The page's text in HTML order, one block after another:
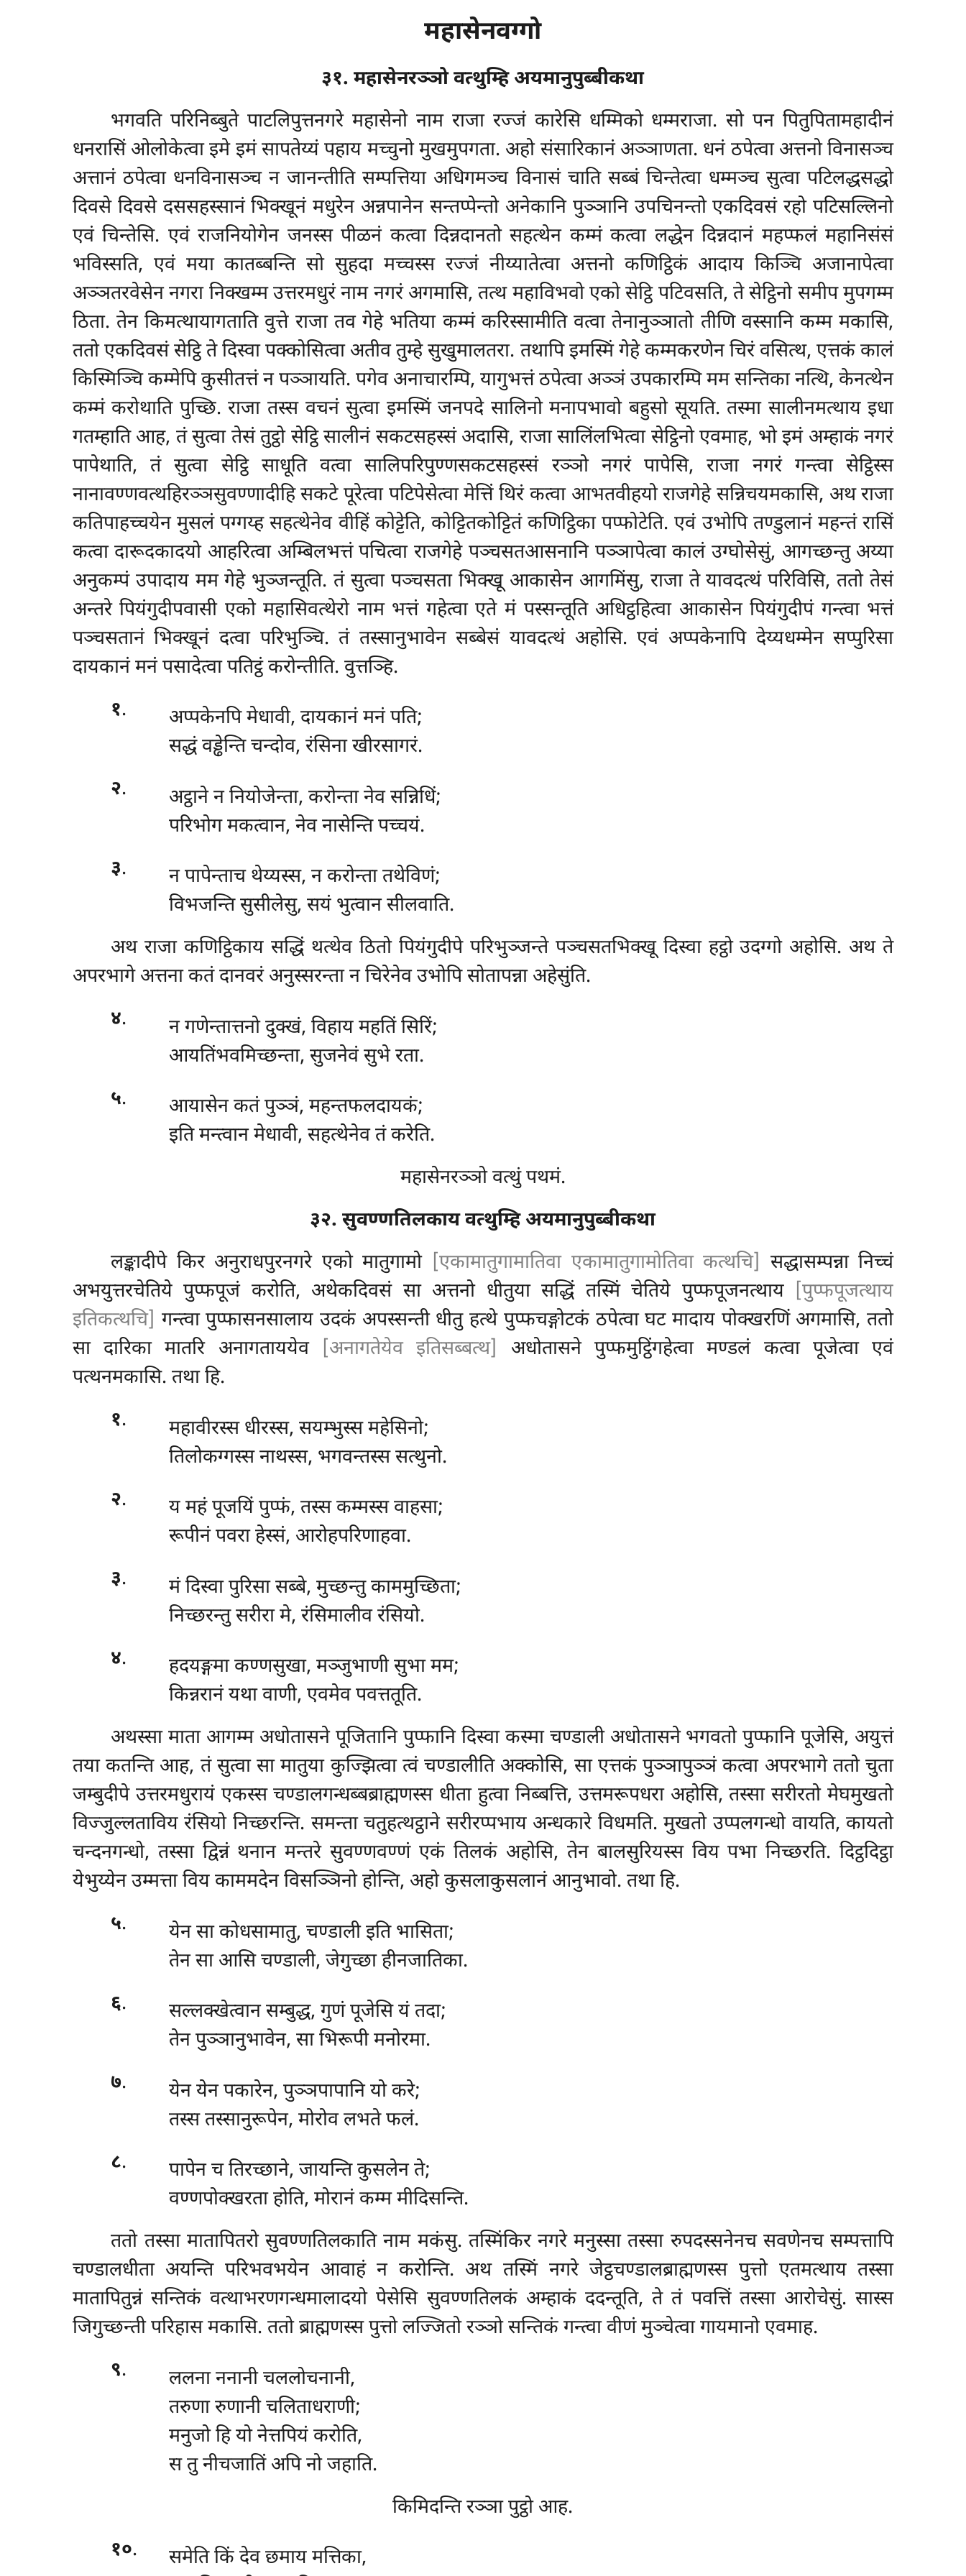
महासेनवग्गो
३१. महासेनरञ्ञो वत्थुम्हि अयमानुपुब्बीकथा
भगवतिपरिनिब्बुते पाटलिपुत्तनगरे महासेनो नाम राजा रज्जं कारेसि धम्मिको धम्मराजा. सो पन पितुपितामहादीनं
धनरासिं ओलोकेत्वा इमे इमं सापतेय्यं पहाय मच्चुनो मुखमुपगता. अहो संसारिकानं अञ्ञाणता. धनं ठपेत्वा अत्तनो विनासञ्च
अत्तानं ठपेत्वा धनविनासञ्च न जानन्तीति सम्पत्तिया अधिगमञ्च विनासं चाति सब्बं चिन्तेत्वा धम्मञ्च सुत्वा पटिलद्धसद्धो
दिवसे दिवसे दससहस्सानं भिक्खूनं मधुरेन अन्नपानेन सन्तप्पेन्तो अनेकानि पुञ्ञानि उपचिनन्तो एकदिवसं रहो पटिसल्लिनो
एवं चिन्तेसि. एवं राजनियोगेन जनस्स पीळनं कत्वा दिन्नदानतो सहत्थेन कम्मं कत्वा लद्धेन दिन्नदानं महप्फलं महानिसंसं
भविस्सति, एवं मया कातब्बन्ति सो सुहदा मच्चस्स रज्जं नीय्यातेत्वा अत्तनो कणिट्ठिकं आदाय किञ्चि अजानापेत्वा
अञ्ञतरवेसेन नगरा निक्खम्म उत्तरमधुरं नाम नगरं अगमासि, तत्थ महाविभवो एको सेट्ठि पटिवसति, ते सेट्ठिनो समीप मुपगम्म
ठिता. तेन किमत्थायागताति वुत्ते राजा तव गेहे भतिया कम्मं करिस्सामीति वत्वा तेनानुञ्ञातो तीणि वस्सानि कम्म मकासि,
ततो एकदिवसं सेट्ठि ते दिस्वा पक्कोसित्वा अतीव तुम्हे सुखुमालतरा. तथापि इमस्मिं गेहे कम्मकरणेन चिरं वसित्थ, एत्तकं कालं
किस्मिञ्चि कम्मेपि कुसीतत्तं न पञ्ञायति. पगेव अनाचारम्पि, यागुभत्तं ठपेत्वा अञ्ञं उपकारम्पि मम सन्तिका नत्थि, केनत्थेन
कम्मं करोथाति पुच्छि. राजा तस्स वचनं सुत्वा इमस्मिं जनपदे सालिनो मनापभावो बहुसो सूयति. तस्मा सालीनमत्थाय इधा
गतम्हाति आह, तं सुत्वा तेसं तुट्ठो सेट्ठि सालीनं सकटसहस्सं अदासि, राजा सालिंलभित्वा सेट्ठिनोएवमाह, भो इमं अम्हाकं नगरं
पापेथाति, तं सुत्वा सेट्ठि साधूति वत्वा सालिपरिपुण्णसकटसहस्सं रञ्ञो नगरं पापेसि, राजा नगरं गन्त्वा सेट्ठिस्स
नानावण्णवत्थहिरञ्ञसुवण्णादीहि सकटे पूरेत्वा पटिपेसेत्वा मेत्तिं थिरं कत्वा आभतवीहयो राजगेहे सन्निचयमकासि, अथ राजा
कतिपाहच्चयेन मुसलं पग्गय्ह सहत्थेनेव वीहिं कोट्टेति, कोट्टितकोट्टितं कणिट्ठिका पप्फोटेति. एवं उभोपि तण्डुलानं महन्तं रासिं
कत्वा दारूदकादयो आहरित्वा अम्बिलभत्तं पचित्वा राजगेहे पञ्चसतआसनानि पञ्ञापेत्वा कालं उग्घोसेसुं, आगच्छन्तु अय्या
अनुकम्पं उपादाय मम गेहे भुञ्जन्तूति. तं सुत्वा पञ्चसता भिक्खू आकासेन आगमिंसु, राजा ते यावदत्थं परिविसि, ततो तेसं
अन्तरे पियंगुदीपवासी एको महासिवत्थेरो नाम भत्तं गहेत्वा एते मं पस्सन्तूति अधिट्ठहित्वा आकासेन पियंगुदीपं गन्त्वा भत्तं
पञ्चसतानं भिक्खूनं दत्वा परिभुञ्चि. तं तस्सानुभावेन सब्बेसं यावदत्थं अहोसि. एवं अप्पकेनापि देय्यधम्मेन सप्पुरिसा
दायकानं मनं पसादेत्वा पतिट्ठं करोन्तीति. वुत्तञ्हि.
१.
अप्पकेनपि मेधावी, दायकानं मनं पति;
सद्धं वड्ढेन्ति चन्दोव, रंसिना खीरसागरं.
२.
अट्ठाने न नियोजेन्ता, करोन्ता नेव सन्निधिं;
परिभोग मकत्वान, नेव नासेन्ति पच्चयं.
३.
न पापेन्ताच थेय्यस्स, न करोन्ता तथेविणं;
विभजन्ति सुसीलेसु, सयं भुत्वान सीलवाति.
अथ राजा कणिट्ठिकाय सद्धिं थत्थेव ठितो पियंगुदीपे परिभुञ्जन्ते पञ्चसतभिक्खू दिस्वा हट्ठो उदग्गो अहोसि. अथते
अपरभागे अत्तना कतं दानवरं अनुस्सरन्ता न चिरेनेव उभोपि सोतापन्ना अहेसुंति.
४.
न गणेन्तात्तनो दुक्खं, विहाय महतिं सिरिं;
आयतिंभवमिच्छन्ता, सुजनेवं सुभे रता.
५.
आयासेन कतं पुञ्ञं, महन्तफलदायकं;
इति मन्त्वान मेधावी, सहत्थेनेव तं करेति.
महासेनरञ्ञो वत्थुं पथमं.
३२. सुवण्णतिलकाय वत्थुम्हि अयमानुपुब्बीकथा
लङ्कादीपे किर अनुराधपुरनगरे एको मातुगामो [एकामातुगामातिवा एकामातुगामोतिवा कत्थचि] सद्धासम्पन्ना निच्चं
अभयुत्तरचेतिये पुप्फपूजं करोति, अथेकदिवसं सा अत्तनो धीतुया सद्धिं तस्मिं चेतिये पुप्फपूजनत्थाय [पुप्फपूजत्थाय
इतिकत्थचि] गन्त्वा पुप्फासनसालाय उदकं अपस्सन्ती धीतु हत्थे पुप्फचङ्गोटकं ठपेत्वा घट मादाय पोक्खरणिं अगमासि, ततो
सा दारिका मातरि अनागताययेव
[अनागतेयेव इतिसब्बत्थ]
अधोतासने पुप्फमुट्ठिंगहेत्वा मण्डलं कत्वा पूजेत्वा एवं
पत्थनमकासि. तथा हि.
१.
महावीरस्स धीरस्स, सयम्भुस्स महेसिनो;
तिलोकग्गस्स नाथस्स, भगवन्तस्स सत्थुनो.
२.
य महं पूजयिं पुप्फं, तस्स कम्मस्स वाहसा;
रूपीनं पवरा हेस्सं, आरोहपरिणाहवा.
३. मंदिस्वा पुरिसा सब्बे, मुच्छन्तु काममुच्छिता;
निच्छरन्तु सरीरा मे, रंसिमालीव रंसियो.
४.
हदयङ्गमा कण्णसुखा, मञ्जुभाणी सुभा मम;
किन्नरानं यथा वाणी, एवमेव पवत्ततूति.
अथस्सा माता आगम्म अधोतासने पूजितानि पुप्फानि दिस्वा कस्मा चण्डाली अधोतासने भगवतो पुप्फानि पूजेसि, अयुत्तं
तया कतन्ति आह, तं सुत्वा सा मातुया कुज्झित्वा त्वं चण्डालीति अक्कोसि, सा एत्तकं पुञ्ञापुञ्ञं कत्वा अपरभागे ततो चुता
जम्बुदीपे उत्तरमधुरायं एकस्स चण्डालगन्धब्बब्राह्मणस्स धीता हुत्वा निब्बत्ति, उत्तमरूपधरा अहोसि, तस्सा सरीरतो मेघमुखतो
विज्जुल्लताविय रंसियो निच्छरन्ति. समन्ता चतुहत्थट्ठाने सरीरप्पभाय अन्धकारे विधमति. मुखतो उप्पलगन्धो वायति, कायतो
चन्दनगन्धो, तस्सा द्विन्नं थनान मन्तरे सुवण्णवण्णं एकं तिलकं अहोसि, तेन बालसुरियस्स विय पभा निच्छरति. दिट्ठदिट्ठा
येभुय्येन उम्मत्ता विय काममदेन विसञ्ञिनो होन्ति, अहो कुसलाकुसलानं आनुभावो. तथा हि.
५.
येन सा कोधसामातु, चण्डाली इति भासिता;
तेन सा आसि चण्डाली, जेगुच्छा हीनजातिका.
६.
सल्लक्खेत्वान सम्बुद्ध, गुणं पूजेसि यं तदा;
तेन पुञ्ञानुभावेन, सा भिरूपी मनोरमा.
७.
येन येन पकारेन, पुञ्ञपापानि यो करे;
तस्स तस्सानुरूपेन, मोरोव लभते फलं.
८.
पापेन च तिरच्छाने, जायन्ति कुसलेन ते;
वण्णपोक्खरता होति, मोरानं कम्म मीदिसन्ति.
ततो तस्सा मातापितरो सुवण्णतिलकाति नाम मकंसु. तस्मिंकिर नगरे मनुस्सा तस्सा रुपदस्सनेनच सवणेनच सम्पत्तापि
चण्डालधीता अयन्ति परिभवभयेन आवाहं न करोन्ति. अथ तस्मिं नगरे जेट्ठचण्डालब्राह्मणस्स पुत्तो एतमत्थाय तस्सा
मातापितुन्नं सन्तिकं वत्थाभरणगन्धमालादयो पेसेसि सुवण्णतिलकं अम्हाकं ददन्तूति, ते तं पवत्तिं तस्सा आरोचेसुं. सास्स
जिगुच्छन्ती परिहास मकासि. ततो ब्राह्मणस्स पुत्तो लज्जितो रञ्ञो सन्तिकं गन्त्वा वीणं मुञ्चेत्वा गायमानो एवमाह.
९.
ललना ननानी चललोचनानी,
तरुणा रुणानी चलिताधराणी;
मनुजो हि यो नेत्तपियं करोति,
स तु नीचजातिं अपि नो जहाति.
किमिदन्ति रञ्ञा पुट्ठो आह.
१०.
समेति किं देव छमाय मत्तिका,